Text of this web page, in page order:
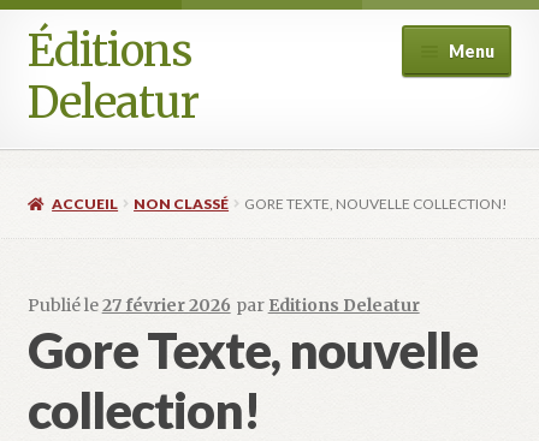
Aller
à
Aller
au
contenu
Éditions
Deleatur
Menu
Festival One Minute Film international de Champcella
Mon compte
ACCUEIL NON CLASSÉ GORE TEXTE, NOUVELLE COLLECTION!
Publié le27 février 2026 par Editions Deleatur
Gore Texte, nouvelle
collection!